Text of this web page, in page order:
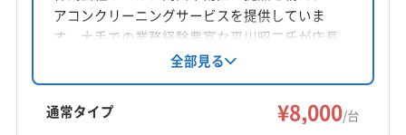
アコンクリーニングサービスを提供していま
す。大手での業務経験豊富な平川昭二氏が店長
を務め、丁寧な作業と安全を心掛けています。
基本料金一台8000円からで、複数台割引やオプ
ションも充実。土日祝日対応、完全分解クリー
ニング、防カビ・抗菌コーティングにも対応し
全部見る
通常タイプ ¥8,000/台